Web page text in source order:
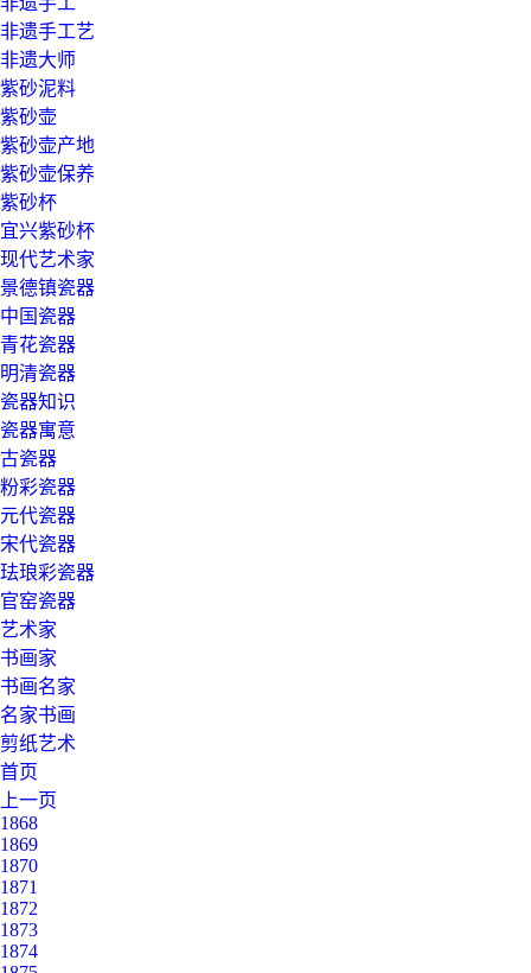
非遗手工艺
非遗大师
紫砂泥料
紫砂壶
紫砂壶产地
紫砂壶保养
紫砂杯
宜兴紫砂杯
现代艺术家
景德镇瓷器
中国瓷器
青花瓷器
明清瓷器
瓷器知识
瓷器寓意
古瓷器
粉彩瓷器
元代瓷器
宋代瓷器
珐琅彩瓷器
官窑瓷器
艺术家
书画家
书画名家
名家书画
剪纸艺术
首页
上一页
1868
1869
1870
1871
1872
1873
1874